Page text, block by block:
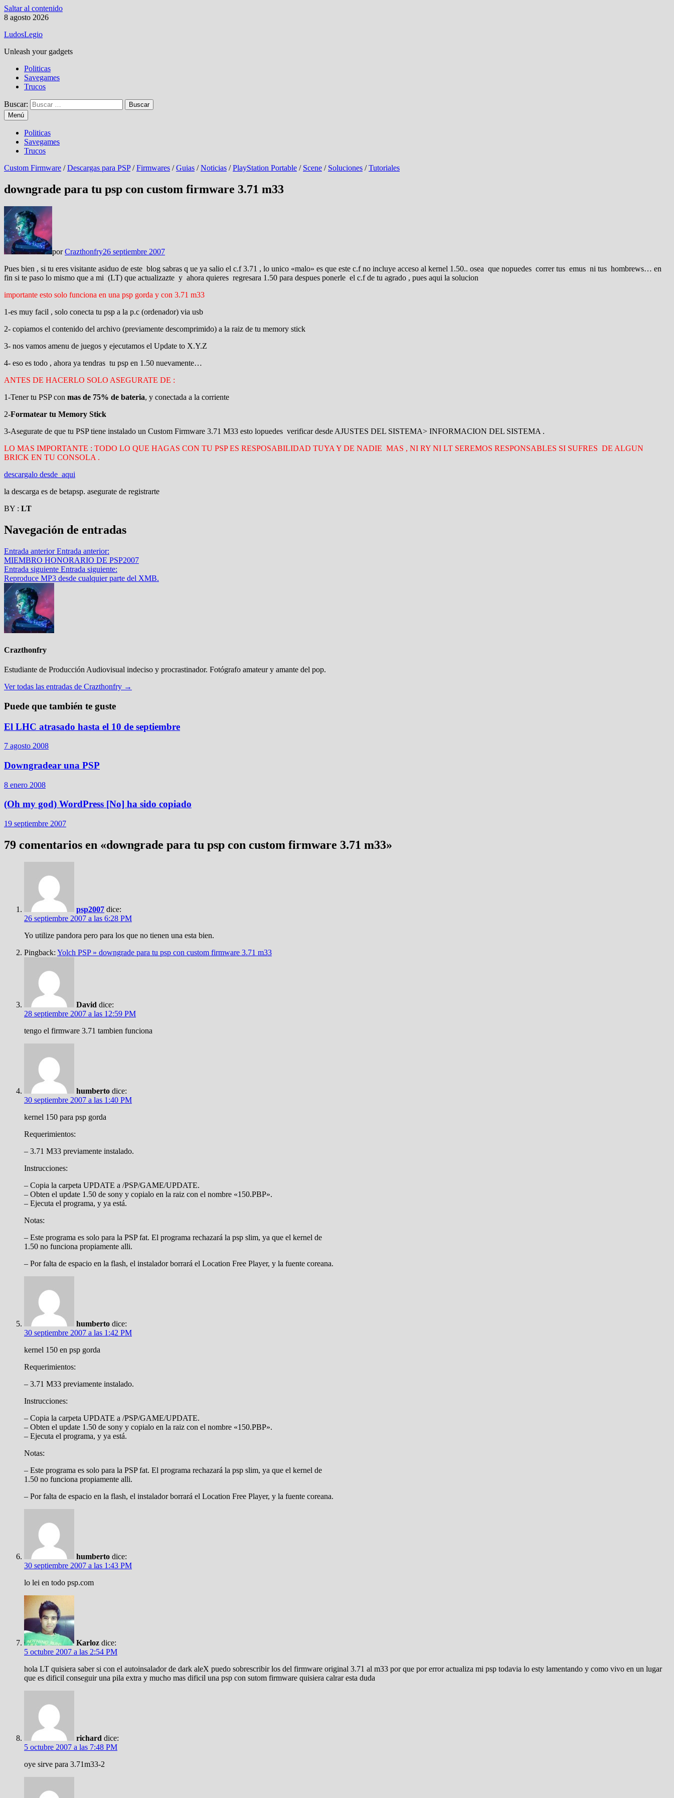
Saltar al contenido
8 agosto 2026
LudosLegio
Unleash your gadgets
Politicas
Savegames
Trucos
Buscar:
Menú
Politicas
Savegames
Trucos
Custom Firmware /Descargas para PSP/Firmwares /Guias /Noticias /PlayStation Portable / Scene / Soluciones /Tutoriales
downgrade para tu psp con custom firmware 3.71 m33
porCrazthonfry26 septiembre 2007
Pues bien , si tu eres visitante asiduo de este blog sabras q ue ya salio el c.f 3.71 , lo unico «malo» es que este c.f no incluye acceso al kernel 1.50.. osea que nopuedes correr tus emus ni tus hombrews… en
fin si te paso lo mismo que a mi (LT) que actualizazte y ahora quieres regresara 1.50 para despues ponerle el c.f de tu agrado , pues aqui la solucion
importante esto solo funciona en una psp gorda y con 3.71 m33
1-es muy facil , solo conecta tu psp a la p.c (ordenador) via usb
2- copiamos el contenido del archivo (previamente descomprimido) a la raiz de tu memory stick
3- nos vamos amenu de juegos y ejecutamos el Update to X.Y.Z
4- eso es todo , ahora ya tendras tu psp en 1.50 nuevamente…
ANTES DE HACERLO SOLO ASEGURATE DE :
1-Tener tu PSP con mas de 75% de bateria, y conectada a la corriente
2-Formatear tu Memory Stick
3-Asegurate de que tu PSP tiene instalado un Custom Firmware 3.71 M33 esto lopuedes verificar desde AJUSTES DEL SISTEMA> INFORMACION DEL SISTEMA .
LO MAS IMPORTANTE : TODO LO QUE HAGAS CON TU PSP ES RESPOSABILIDAD TUYA Y DE NADIE MAS , NI RY NI LT SEREMOS RESPONSABLES SI SUFRES DE ALGUN
BRICK EN TU CONSOLA .
descargalo desde aqui
la descarga es de betapsp. asegurate de registrarte
BY : LT
Navegación de entradas
Entrada anterior Entrada anterior:
MIEMBRO HONORARIO DE PSP2007
Entrada siguiente Entrada siguiente:
Reproduce MP3 desde cualquier parte del XMB.
Crazthonfry
Estudiante de Producción Audiovisual indeciso y procrastinador. Fotógrafo amateur y amante del pop.
Ver todas las entradas de Crazthonfry →
Puede que también te guste
El LHC atrasado hasta el 10 de septiembre
7 agosto 2008
Downgradear una PSP
8 enero 2008
(Oh my god) WordPress [No] ha sido copiado
19 septiembre 2007
79 comentarios en «downgrade para tu psp con custom firmware 3.71 m33»
psp2007 dice:
26 septiembre 2007 a las 6:28 PM
Yo utilize pandora pero para los que no tienen una esta bien.
Pingback: Yolch PSP » downgrade para tu psp con custom firmware 3.71 m33
David dice:
28 septiembre 2007 a las 12:59 PM
tengo el firmware 3.71 tambien funciona
humberto dice:
30 septiembre 2007 a las 1:40 PM
kernel 150 para psp gorda
Requerimientos:
– 3.71 M33 previamente instalado.
Instrucciones:
– Copia la carpeta UPDATE a /PSP/GAME/UPDATE.
– Obten el update 1.50 de sony y copialo en la raiz con el nombre «150.PBP».
– Ejecuta el programa, y ya está.
Notas:
– Este programa es solo para la PSP fat. El programa rechazará la psp slim, ya que el kernel de
1.50 no funciona propiamente alli.
– Por falta de espacio en la flash, el instalador borrará el Location Free Player, y la fuente coreana.
humberto dice:
30 septiembre 2007 a las 1:42 PM
kernel 150 en psp gorda
Requerimientos:
– 3.71 M33 previamente instalado.
Instrucciones:
– Copia la carpeta UPDATE a /PSP/GAME/UPDATE.
– Obten el update 1.50 de sony y copialo en la raiz con el nombre «150.PBP».
– Ejecuta el programa, y ya está.
Notas:
– Este programa es solo para la PSP fat. El programa rechazará la psp slim, ya que el kernel de
1.50 no funciona propiamente alli.
– Por falta de espacio en la flash, el instalador borrará el Location Free Player, y la fuente coreana.
humberto dice:
30 septiembre 2007 a las 1:43 PM
lo lei en todo psp.com
Karloz dice:
5 octubre 2007 a las 2:54 PM
hola LT quisiera saber si con el autoinsalador de dark aleX puedo sobrescribir los del firmware original 3.71 al m33 por que por error actualiza mi psp todavia lo esty lamentando y como vivo en un lugar
que es dificil conseguir una pila extra y mucho mas dificil una psp con sutom firmware quisiera calrar esta duda
richard dice:
5 octubre 2007 a las 7:48 PM
oye sirve para 3.71m33-2